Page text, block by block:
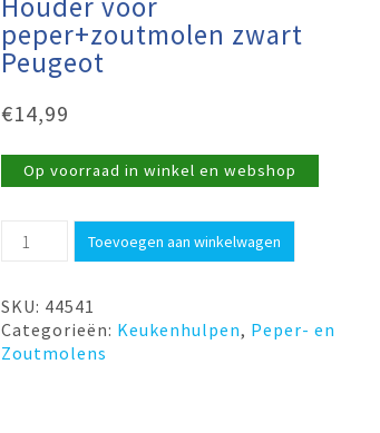
peper+zoutmolen zwart
Peugeot
€14,99
Op voorraad in winkel en webshop
Houder
voor
zwart
Peugeot
aantal
Toevoegen aan winkelwagen
SKU: 44541
Categorieën: Keukenhulpen, Peper- en
Zoutmolens